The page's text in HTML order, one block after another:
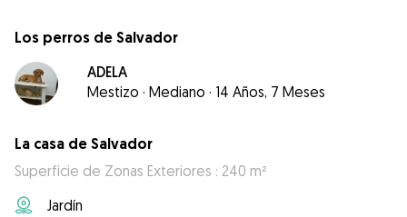
Los perros de Salvador
ADELA
Mestizo · Mediano · 14 Años, 7 Meses
La casa de Salvador
Superficie de Zonas Exteriores : 240 m²
Jardín